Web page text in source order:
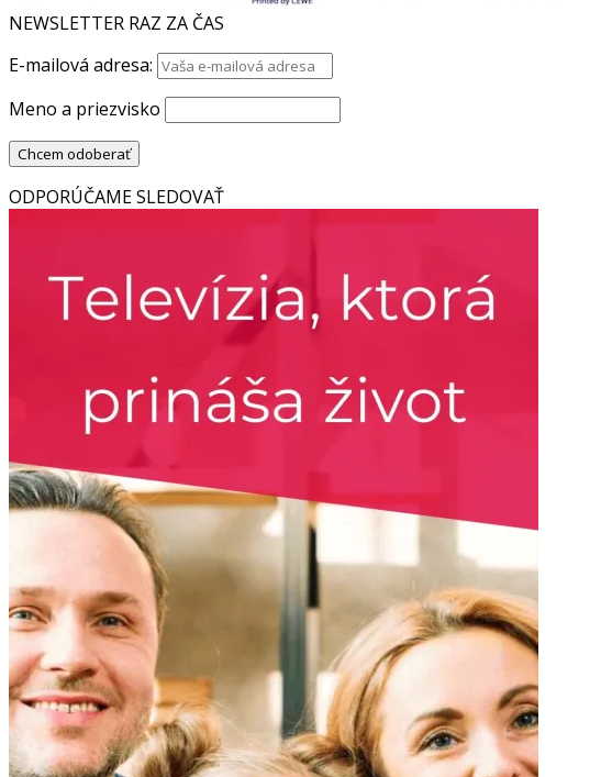
NEWSLETTER RAZ ZA ČAS
E-mailová adresa:
Meno a priezvisko
ODPORÚČAME SLEDOVAŤ